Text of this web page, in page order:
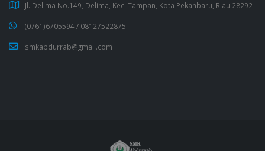
Jl. Delima No.149, Delima, Kec. Tampan, Kota Pekanbaru, Riau 28292
(0761)6705594 / 08127522875
smkabdurrab@gmail.com